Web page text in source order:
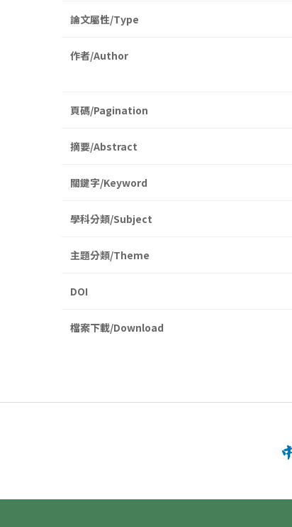
論文屬性/Type
作者/Author
頁碼/Pagination
摘要/Abstract
關鍵字/Keyword
學科分類/Subject
主題分類/Theme
DOI
檔案下載/Download